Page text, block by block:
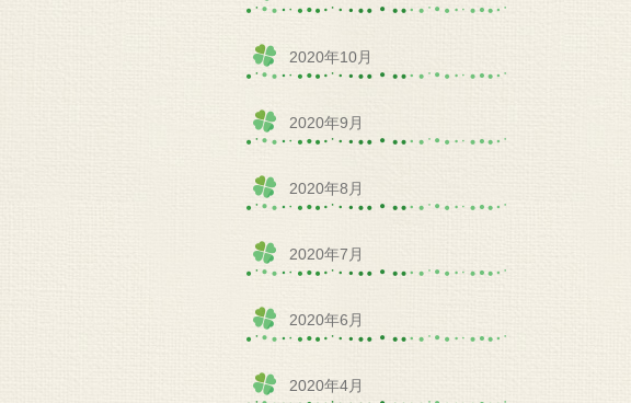
2020年10月
2020年9月
2020年8月
2020年7月
2020年6月
2020年4月